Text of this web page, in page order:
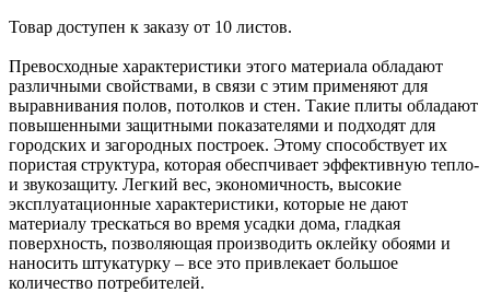
Товар доступен к заказу от 10 листов.
Превосходные характеристики этого материала обладают
различными свойствами, в связи с этим применяют для
выравнивания полов, потолков и стен. Такие плиты обладают
повышенными защитными показателями и подходят для
городских и загородных построек. Этому способствует их
пористая структура, которая обеспчивает эффективную тепло-
и звукозащиту. Легкий вес, экономичность, высокие
эксплуатационные характеристики, которые не дают
материалу трескаться во время усадки дома, гладкая
поверхность, позволяющая производить оклейку обоями и
наносить штукатурку – все это привлекает большое
количество потребителей.